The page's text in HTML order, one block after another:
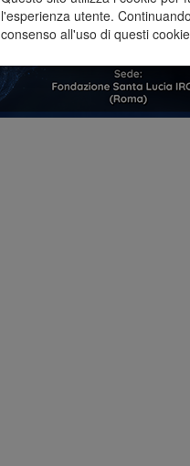
l'esperienza utente.
consenso all'uso di questi